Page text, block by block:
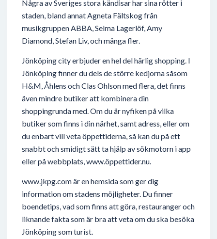
Några av Sveriges stora kändisar har sina rötter i
staden, bland annat Agneta Fältskog från
musikgruppen ABBA, Selma Lagerlöf, Amy
Diamond, Stefan Liv, och många fler.
Jönköping city erbjuder en hel del härlig shopping. I
Jönköping finner du dels de större kedjorna såsom
H&M, Åhlens och Clas Ohlson med flera, det finns
även mindre butiker att kombinera din
shoppingrunda med. Om du är nyfiken på vilka
butiker som finns i din närhet, samt adress, eller om
du enbart vill veta öppettiderna, så kan du på ett
snabbt och smidigt sätt ta hjälp av sökmotorn i app
eller på webbplats, www.öppettider.nu.
www.jkpg.com är en hemsida som ger dig
information om stadens möjligheter. Du finner
boendetips, vad som finns att göra, restauranger och
liknande fakta som är bra att veta om du ska besöka
Jönköping som turist.